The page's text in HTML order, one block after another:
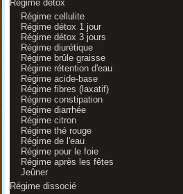
Régime détox
Régime cellulite
Régime détox 1 jour
Régime détox 3 jours
Régime diurétique
Régime brûle graisse
Régime rétention d'eau
Régime acide-base
Régime fibres (laxatif)
Régime constipation
Régime diarrhée
Régime citron
Régime thé rouge
Régime de l'eau
Régime pour le foie
Régime après les fêtes
Jeûner
Régime dissocié